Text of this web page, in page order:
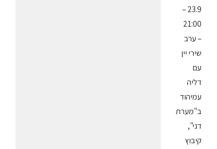
23.9 –
21:00
– ערב
שירי יין
עם
דליה
עמיהוד
ב"מערת
דני",
קיבוץ